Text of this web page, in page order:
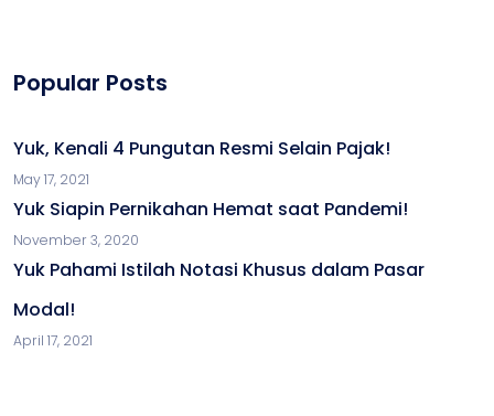
Popular Posts
Yuk, Kenali 4 Pungutan Resmi Selain Pajak!
May 17, 2021
Yuk Siapin Pernikahan Hemat saat Pandemi!
November 3, 2020
Yuk Pahami Istilah Notasi Khusus dalam Pasar
Modal!
April 17, 2021